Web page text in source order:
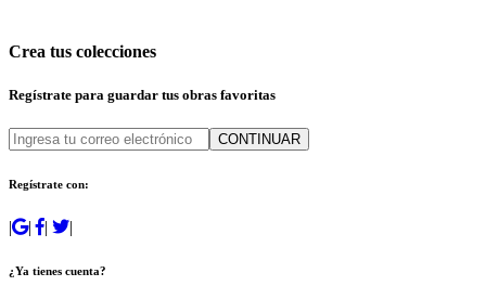
Crea tus colecciones
Regístrate para guardar tus obras favoritas
CONTINUAR
Regístrate con:
| | | |
¿Ya tienes cuenta?